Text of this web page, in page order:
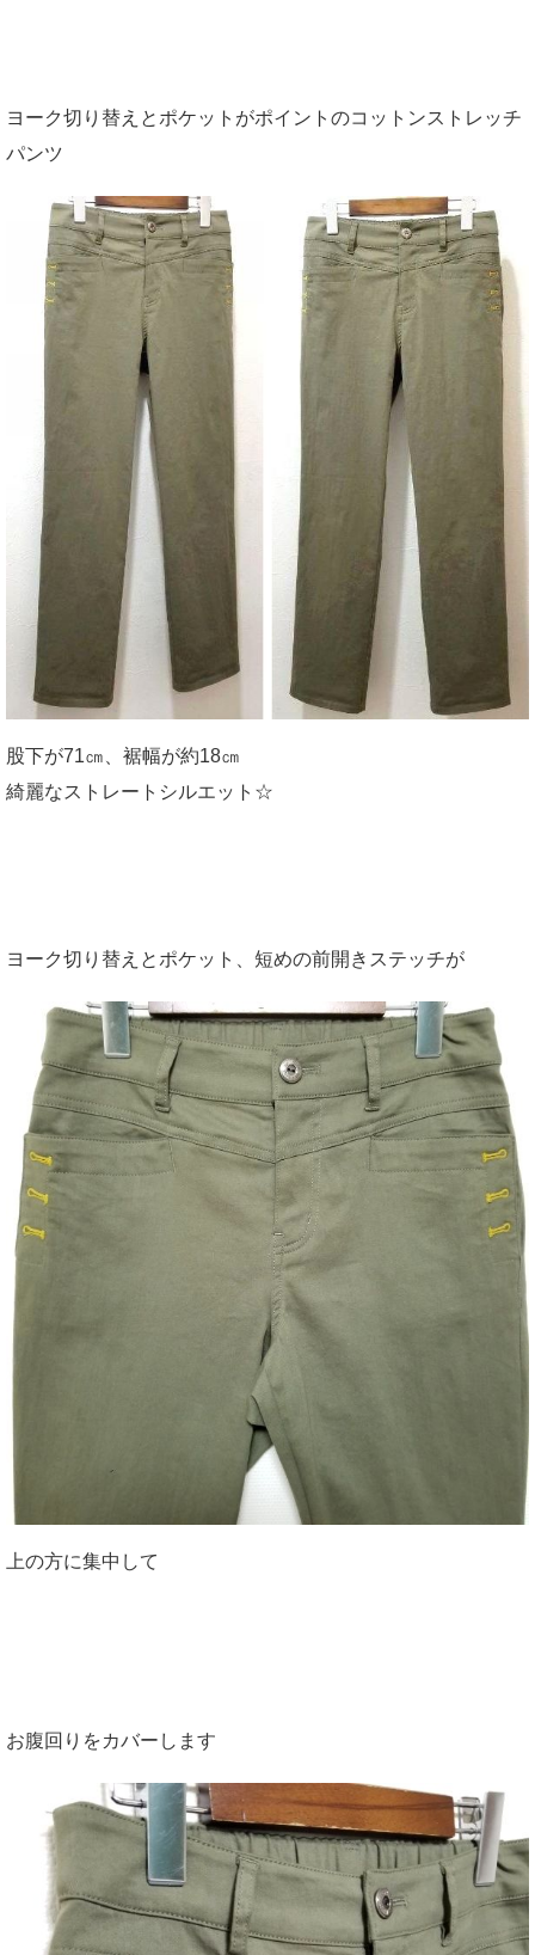
ヨーク切り替えとポケットがポイントのコットンストレッチ
パンツ
股下が71㎝、裾幅が約18㎝
綺麗なストレートシルエット☆
ヨーク切り替えとポケット、短めの前開きステッチが
上の方に集中して
お腹回りをカバーします